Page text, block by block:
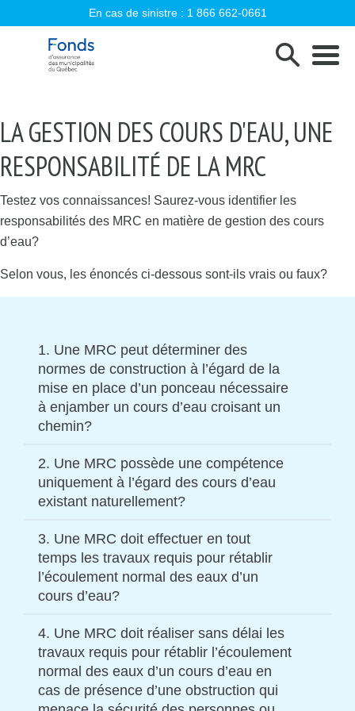
En cas de sinistre : 1 866 662-0661
Fonds d'assurance des municipalités
LA GESTION DES COURS D'EAU, UNE
RESPONSABILITÉ DE LA MRC
Testez vos connaissances! Saurez-vous identifier les
responsabilités des MRC en matière de gestion des cours
d’eau?
Selon vous, les énoncés ci-dessous sont-ils vrais ou faux?
1. Une MRC peut déterminer des
normes de construction à l’égard de la
mise en place d’un ponceau nécessaire
à enjamber un cours d’eau croisant un
chemin?
Vrai . En vertu de l’article 104 de laLoi sur les
compétences municipales(RLRQ, c. C-47.1),
une MRC peut adopter des règlements afin de
eaux d’un cours d’eau, y compris les traverses,
les obstructions et les nuisances, dans la
mesure où ces normes ne sont pas autrement
prévalant sur les normes municipales,
notamment en vertu duRèglement sur
l’encadrement d’activités en fonction de leur
impact sur l’environnementdécoulant de la
2. Une MRC possède une compétence
uniquement à l’égard des cours d’eau
existant naturellement?
Faux. En vertu de l’article 103 de laLoi sur les
compétences municipales(RLRQ, c. C-47.1),
une MRC a compétence à l’égard de tous les
cours d’eau à débit régulier ou intermittent, y
compris ceux qui ont été créés ou modifiés par
une intervention humaine, sous réserve des
exceptions applicables à cette disposition.
3. Une MRC doit effectuer en tout
temps les travaux requis pour rétablir
l’écoulement normal des eaux d’un
cours d’eau?
Faux. En vertu de l’article 105 de laLoi sur les
compétences municipales(RLRQ, c. C-47.1),
une MRC doit réaliser les travaux requis pour
rétablir l’écoulement normal des eaux d’un cours
4. Une MRC doit réaliser sans délai les
travaux requis pour rétablir l’écoulement
normal des eaux d’un cours d’eau en
cas de présence d’une obstruction qui